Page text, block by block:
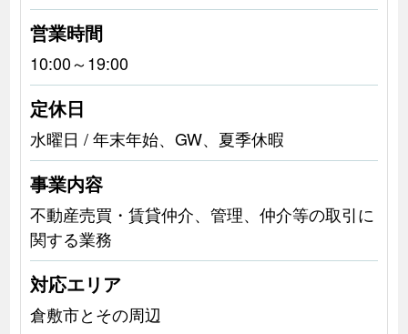
営業時間
10:00～19:00
定休日
水曜日 / 年末年始、GW、夏季休暇
事業内容
不動産売買・賃貸仲介、管理、仲介等の取引に
関する業務
対応エリア
倉敷市とその周辺